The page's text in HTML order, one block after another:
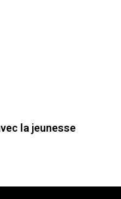
la jeunesse